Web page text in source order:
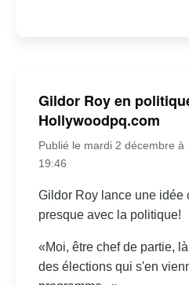
Gildor Roy en
Hollywoodpq.com
Publié le mardi 2 décembre à
19:46
Gildor Roy lance une
presque avec la politique!
«Moi, être chef de partie,
des élections qui s'en